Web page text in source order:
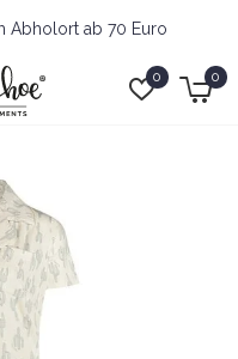
0 0
Abholort ab 70 Euro